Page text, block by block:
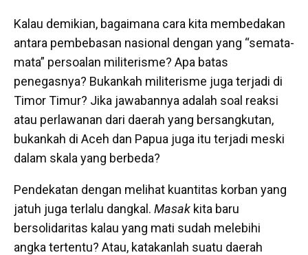
Kalau demikian, bagaimana cara kita membedakan
antara pembebasan nasional dengan yang “semata-
mata” persoalan militerisme? Apa batas
penegasnya? Bukankah militerisme juga terjadi di
Timor Timur? Jika jawabannya adalah soal reaksi
atau perlawanan dari daerah yang bersangkutan,
bukankah di Aceh dan Papua juga itu terjadi meski
dalam skala yang berbeda?
Pendekatan dengan melihat kuantitas korban yang
jatuh juga terlalu dangkal. Masak kita baru
bersolidaritas kalau yang mati sudah melebihi
angka tertentu? Atau, katakanlah suatu daerah